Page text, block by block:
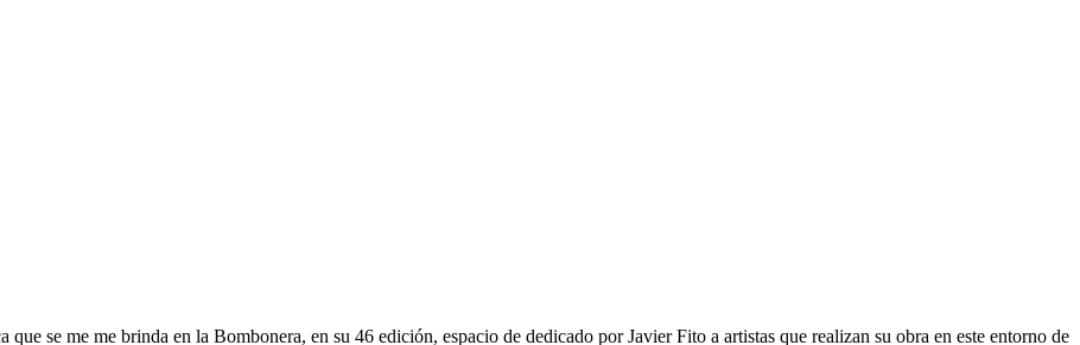
que se me me brinda en la Bombonera, en su 46 edición, espacio de dedicado por Javier Fito a artistas que realizan su obra en este entorno de